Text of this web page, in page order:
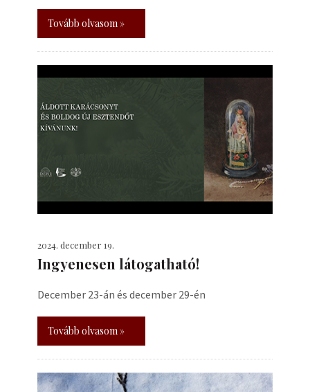
Tovább olvasom »
2024. december 19.
Ingyenesen látogatható!
December 23-án és december 29-én
Tovább olvasom »